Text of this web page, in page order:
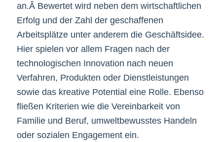
an.Â Bewertet wird neben dem wirtschaftlichen
Erfolg und der Zahl der geschaffenen
Arbeitsplätze unter anderem die Geschäftsidee.
Hier spielen vor allem Fragen nach der
technologischen Innovation nach neuen
Verfahren, Produkten oder Dienstleistungen
sowie das kreative Potential eine Rolle. Ebenso
fließen Kriterien wie die Vereinbarkeit von
Familie und Beruf, umweltbewusstes Handeln
oder sozialen Engagement ein.